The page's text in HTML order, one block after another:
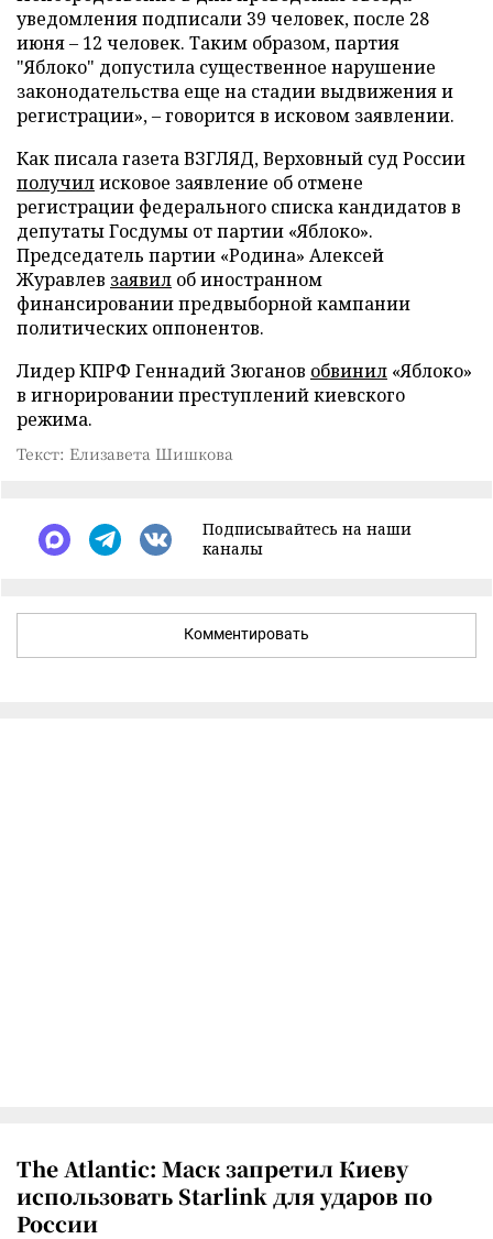
уведомления подписали 39 человек, после 28
июня – 12 человек. Таким образом, партия
"Яблоко" допустила существенное нарушение
законодательства еще на стадии выдвижения и
регистрации», – говорится в исковом заявлении.
Как писала газета ВЗГЛЯД, Верховный суд России
получилисковое заявление об отмене
регистрации федерального списка кандидатов в
депутаты Госдумы от партии «Яблоко».
Председатель партии «Родина» Алексей
Журавлев заявил об иностранном
финансировании предвыборной кампании
политических оппонентов.
Лидер КПРФ Геннадий Зюганов обвинил «Яблоко»
в игнорировании преступлений киевского
режима.
Текст: Елизавета Шишкова
Подписывайтесь на наши
каналы
Комментировать
The Atlantic: Маск запретил Киеву
использовать Starlink для ударов по
России